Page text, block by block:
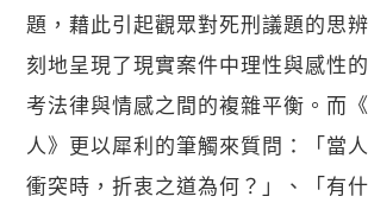
題，藉此引起觀眾對死刑議題的思
刻地呈現了現實案件中理性與感性
考法律與情感之間的複雜平衡。而
人》更以犀利的筆觸來質問：「當
衝突時，折衷之道為何？」、「有